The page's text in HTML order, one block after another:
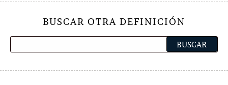
BUSCAR OTRA DEFINICIÓN